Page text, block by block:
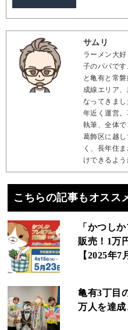
サムリ
ラーメン大
子のパパで
と亀有と常
成線エリア
なってきま
年近く運営
執筆、全体で
葛飾区に越
く、長年住
けできるよ
こちらの記事もオスス
「かつし
販売！1万
【2025年7
亀有3丁目
万人を達